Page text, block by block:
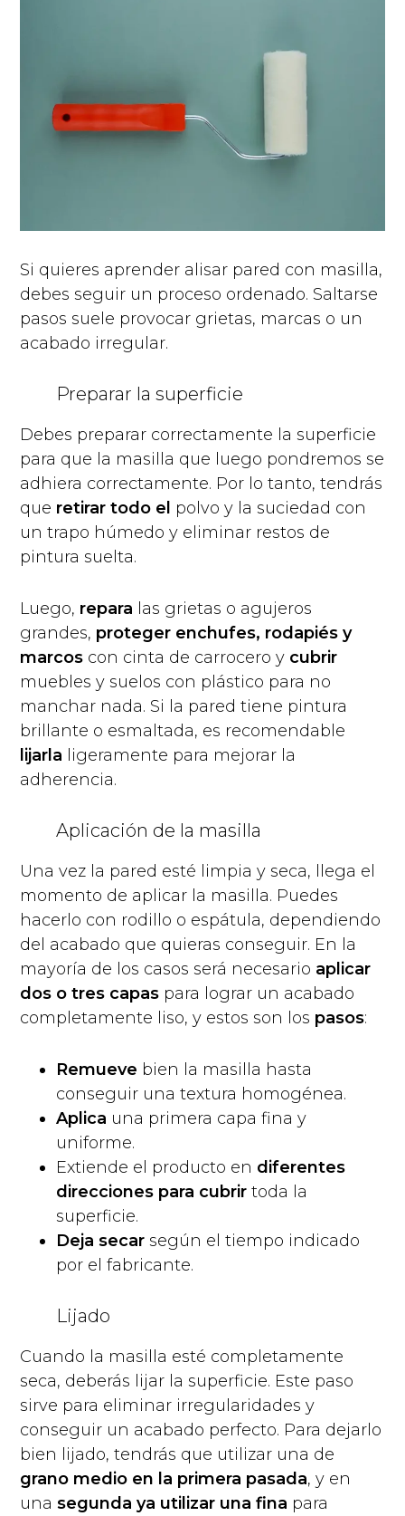
Si quieres aprender alisar pared con masilla,
debes seguir un proceso ordenado. Saltarse
pasos suele provocar grietas, marcas o un
acabado irregular.
Preparar la superficie
Debes preparar correctamente la superficie
para que la masilla que luego pondremos se
adhiera correctamente. Por lo tanto, tendrás
que retirar todo el polvo y la suciedad con
un trapo húmedo y eliminar restos de
pintura suelta.
Luego, repara las grietas o agujeros
grandes, proteger enchufes, rodapiés y
marcos con cinta de carrocero y cubrir
muebles y suelos con plástico para no
manchar nada. Si la pared tiene pintura
brillante o esmaltada, es recomendable
lijarla ligeramente para mejorar la
adherencia.
Aplicación de la masilla
Una vez la pared esté limpia y seca, llega el
momento de aplicar la masilla. Puedes
hacerlo con rodillo o espátula, dependiendo
del acabado que quieras conseguir. En la
mayoría de los casos será necesario aplicar
dos o tres capas para lograr un acabado
completamente liso, y estos son los pasos:
Remueve bien la masilla hasta
conseguir una textura homogénea.
Aplica una primera capa fina y
uniforme.
Extiende el producto en diferentes
direcciones para cubrir toda la
superficie.
Deja secar según el tiempo indicado
por el fabricante.
Lijado
Cuando la masilla esté completamente
seca, deberás lijar la superficie. Este paso
sirve para eliminar irregularidades y
conseguir un acabado perfecto. Para dejarlo
bien lijado, tendrás que utilizar una de
grano medio en la primera pasada, y en
unasegunda ya utilizar una fina para